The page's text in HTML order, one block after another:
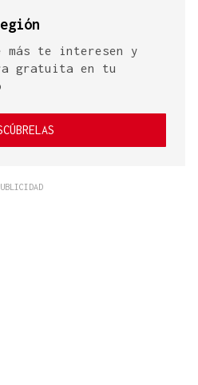
más te interesen y
gratuita en tu